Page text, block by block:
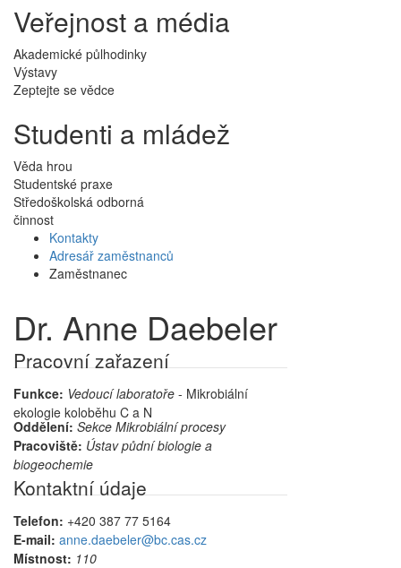
Veřejnost a média
Akademické půlhodinky
Výstavy
Zeptejte se vědce
Studenti a mládež
Věda hrou
Studentské praxe
Středoškolská odborná
činnost
Kontakty
Adresář zaměstnanců
Zaměstnanec
Dr. Anne Daebeler
Pracovní zařazení
Funkce: Vedoucí laboratoře - Mikrobiální
ekologie koloběhu C a N
Oddělení: Sekce Mikrobiální procesy
Pracoviště: Ústav půdní biologie a
biogeochemie
Kontaktní údaje
Telefon: +420 387 77 5164
E-mail: anne.daebeler@bc.cas.cz
Místnost: 110